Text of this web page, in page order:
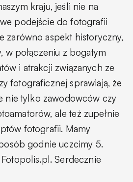
kraju, jeśli nie na
podejście do fotografii
zarówno aspekt historyczny,
w połączeniu z bogatym
i atrakcji związanych ze
fotograficznej sprawiają, że
nie tylko zawodowców czy
ale też zupełnie
fotografii. Mamy
godnie uczcimy 5.
Serdecznie